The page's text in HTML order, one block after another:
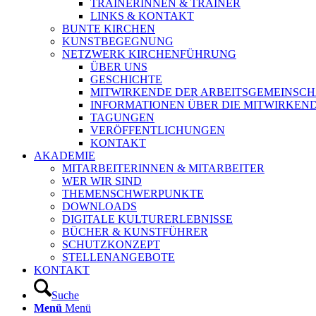
TRAINERINNEN & TRAINER
LINKS & KONTAKT
BUNTE KIRCHEN
KUNSTBEGEGNUNG
NETZWERK KIRCHENFÜHRUNG
ÜBER UNS
GESCHICHTE
MITWIRKENDE DER
INFORMATIONEN ÜBER DIE
TAGUNGEN
VERÖFFENTLICHUNGEN
KONTAKT
AKADEMIE
MITARBEITERINNEN & MITARBEITER
WER WIR SIND
THEMENSCHWERPUNKTE
DOWNLOADS
DIGITALE KULTURERLEBNISSE
BÜCHER & KUNSTFÜHRER
SCHUTZKONZEPT
STELLENANGEBOTE
KONTAKT
Suche
Menü Menü